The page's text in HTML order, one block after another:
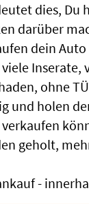
dies, Du
darüber
dein
ohne
und holen
geholt,
-